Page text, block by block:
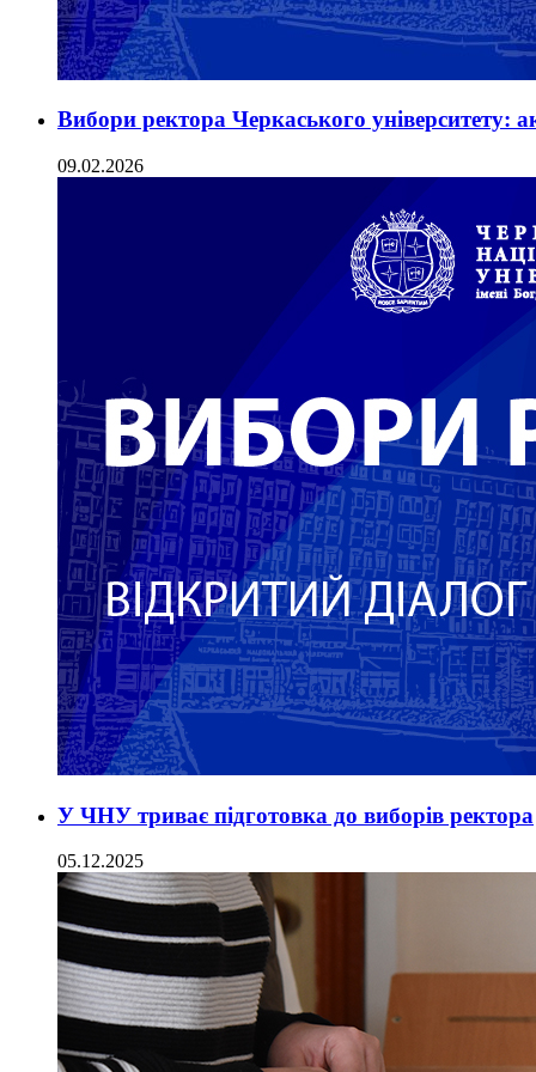
Вибори ректора Черкаського університету:
09.02.2026
У ЧНУ триває підготовка до виборів ректора
05.12.2025